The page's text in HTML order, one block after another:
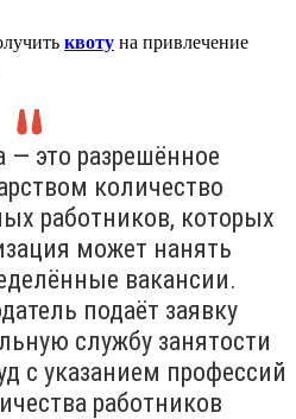
квоту на привлечение
— это разрешённое
количество
работников, которых
может нанять
вакансии.
подаёт заявку
службу занятости
с указанием профессий
работников